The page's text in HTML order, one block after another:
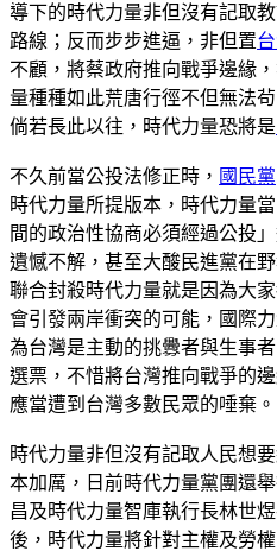
導下的時代力量非但沒有記取
路線；反而步步進逼，非但置
不顧，將蔡政府推向戰爭邊緣
量種種如此荒唐行徑不但無法
倘若長此以往，時代力量恐將是
不久前當公投法修正時， 國民黨
時代力量所提版本，時代力量
間的政治性協商必須經過公投
遺憾不解，甚至大酸民進黨在
聯合封殺時代力量就是因為大
會引發兩岸衝突的可能，國際
為台灣是主動的挑釁者與生事
選票，不惜將台灣推向戰爭的
應當遭到台灣多數民眾的唾棄。
時代力量非但沒有記取人民想
本加厲，日前時代力量黨團還
昌及時代力量智庫執行長林世
後，時代力量將針對主權及勞